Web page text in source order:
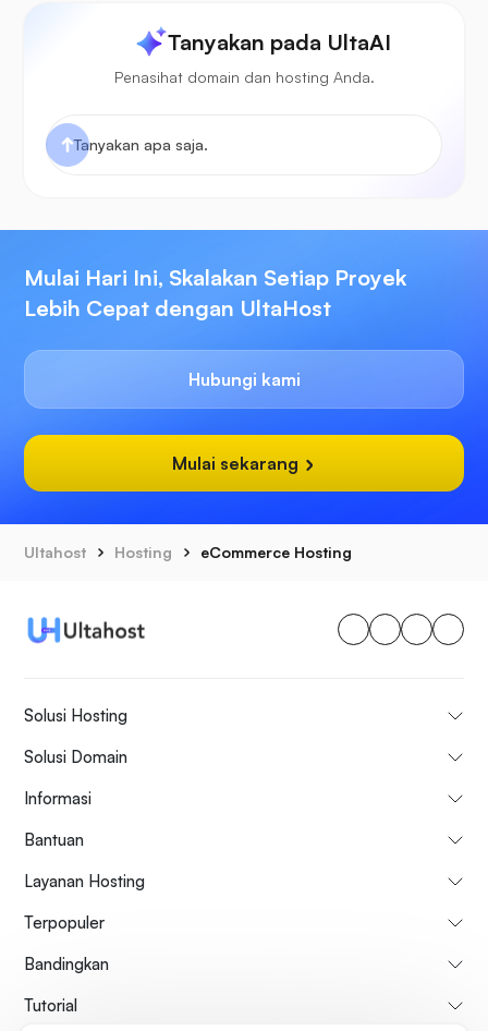
Tanyakan pada UltaAI
Penasihat domain dan hosting Anda.
Mulai Hari Ini, Skalakan Setiap Proyek
Lebih Cepat dengan UltaHost
Hubungi kami
Mulai sekarang
Ultahost Hosting eCommerce Hosting
Solusi Hosting
Solusi Domain
Informasi
Bantuan
Layanan Hosting
Terpopuler
Bandingkan
Tutorial